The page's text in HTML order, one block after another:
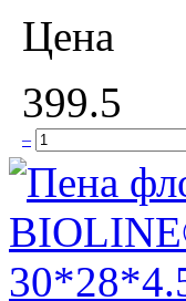
Цена
399.5
–